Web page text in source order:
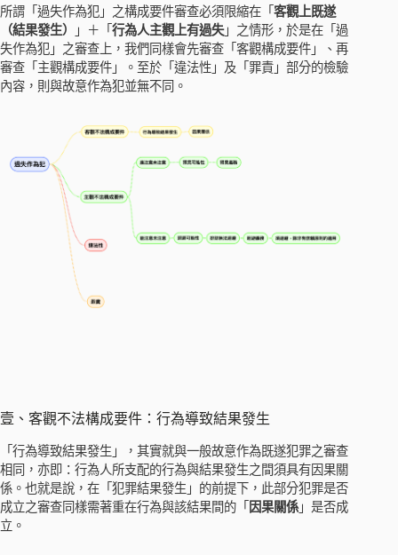
所謂「過失作為犯」之構成要件審查必須限縮在「客觀上既遂
（結果發生）
」＋「行為人主觀上有過失」之情形，於是在「過
失作為犯」之審查上，我們同樣會先審查「客觀構成要件」、再
審查「主觀構成要件」。至於「違法性」及「罪責」部分的檢驗
內容，則與故意作為犯並無不同。
壹、客觀不法構成要件：行為導致結果發生
「行為導致結果發生」，其實就與一般故意作為既遂犯罪之審查
相同，亦即：行為人所支配的行為與結果發生之間須具有因果關
係。也就是說，在「犯罪結果發生」的前提下，此部分犯罪是否
成立之審查同樣需著重在行為與該結果間的「 因果關係」是否成
立。